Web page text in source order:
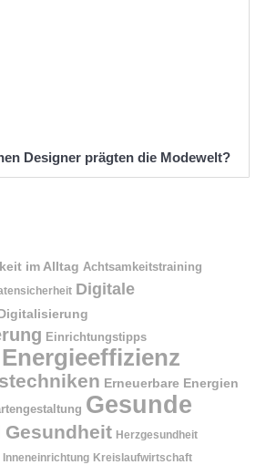
Designer prägten die Modewelt?
im Alltag Achtsamkeitstraining
Digitale
Einrichtungstipps
Energieeffizienz
Erneuerbare Energien
Gesunde
Gesundheit Herzgesundheit
Inneneinrichtung Kreislaufwirtschaft